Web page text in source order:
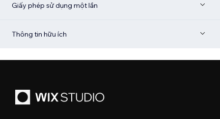
Giấy phép sử dụng một lần
Thông tin hữu ích